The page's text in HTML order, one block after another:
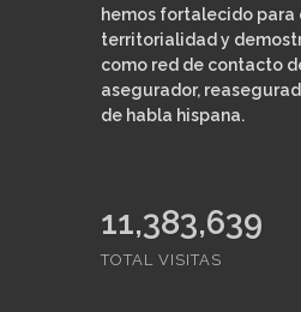
hemos fortalecido para
territorialidad y
como red de contacto
asegurador,
de habla hispana.
11,383,639
TOTAL VISITAS